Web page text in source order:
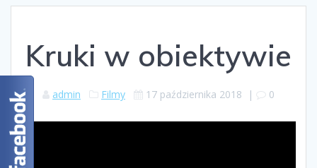
Kruki w obiektywie
admin Filmy 17 października 2018 | 0